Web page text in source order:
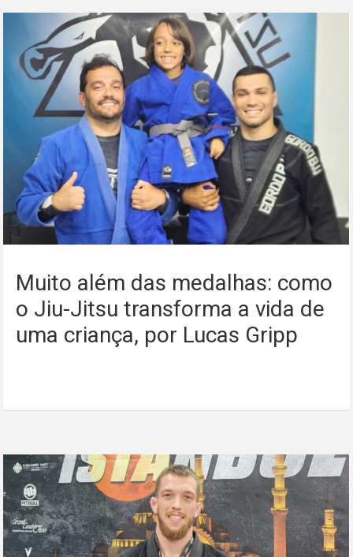
Muito além das medalhas: como
o Jiu-Jitsu transforma a vida de
uma criança, por Lucas Gripp